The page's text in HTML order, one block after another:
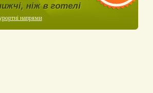
ніж в готелі
напрями